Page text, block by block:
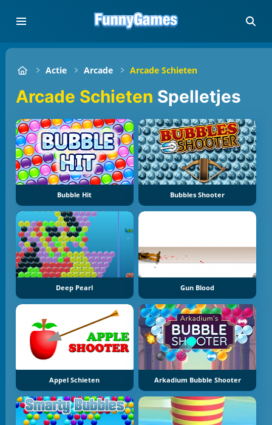
Actie Arcade Arcade Schieten
Arcade Schieten Spelletjes
Bubble Hit Bubbles Shooter
Deep Pearl Gun Blood
Appel Schieten Arkadium Bubble Shooter